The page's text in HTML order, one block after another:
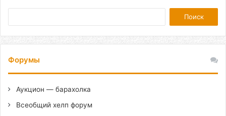
Форумы
Аукцион — барахолка
Всеобщий хелп форум